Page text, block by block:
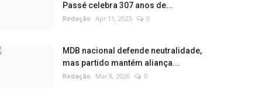
Passé celebra 307 anos de...
Redação Apr 11, 2025 0
MDB nacional defende neutralidade,
mas partido mantém aliança...
Redação Mar 8, 2026 0